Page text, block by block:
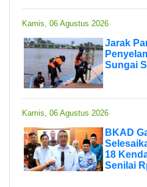
Kamis, 06 Agustus 2026
Jarak
Sungai
Kamis, 06 Agustus 2026
BKAD
18
Senilai